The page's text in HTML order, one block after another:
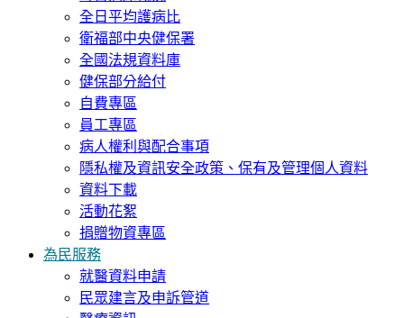
全日平均護病比
衛福部中央健保署
全國法規資料庫
健保部分給付
自費專區
員工專區
病人權利與配合事項
隱私權及資訊安全政策、保有及管理個人資料
資料下載
活動花絮
捐贈物資專區
為民服務
就醫資料申請
民眾建言及申訴管道